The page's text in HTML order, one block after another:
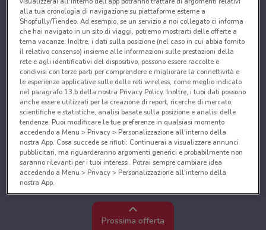
Prossima offerta
alla tua cronologia di navigazione su piattaforme esterne a
Shopfully/Tiendeo. Ad esempio, se un servizio a noi collegato ci informa
che hai navigato in un sito di viaggi, potremo mostrarti delle offerte a
tema vacanze. Inoltre, i dati sulla posizione (nel caso in cui abbia fornito
il relativo consenso) insieme alle informazioni sulle prestazioni della
rete e agli identificativi del dispositivo, possono essere raccolte e
condivisi con terze parti per comprendere e migliorare la connettività e
le esperienze applicative sulle delle reti wireless, come meglio indicato
nel paragrafo 13.b della nostra Privacy Policy. Inoltre, i tuoi dati possono
anche essere utilizzati per la creazione di report, ricerche di mercato,
scientifiche e statistiche, analisi basate sulla posizione e analisi delle
tendenze. Puoi modificare le tue preferenze in qualsiasi momento
accedendo a Menu > Privacy > Personalizzazione all'interno della
nostra App. Cosa succede se rifiuti: Continuerai a visualizzare annunci
pubblicitari, ma riguarderanno argomenti generici e probabilmente non
saranno rilevanti per i tuoi interessi. Potrai sempre cambiare idea
accedendo a Menu > Privacy > Personalizzazione all'interno della
nostra App.
Noi e i nostri partner trattiamo i dati per fornire:
Utilizzare dati di geolocalizzazione precisi. Scansione attiva delle
caratteristiche del dispositivo ai fini dell’identificazione. Archiviare